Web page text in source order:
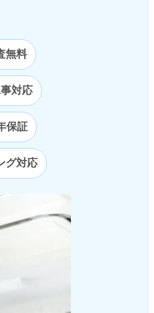
無料
対応
保証
グ対応